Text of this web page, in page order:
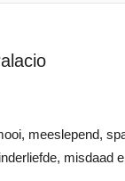
meeslepend,
misdaad